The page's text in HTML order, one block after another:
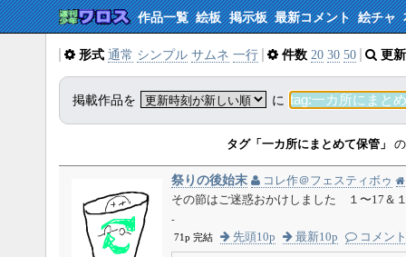
作品一覧 絵板 掲示板 最新コメント 絵チャ
形式 通常 シンプル サムネ 一行 件数 20 30 50 更
掲載作品を に
タグ「一カ所にまとめて保管」
祭りの後始末 コレ作＠フェスティボゥ
その節はご迷惑おかけしました １〜17＆
-
71p 完結
先頭10p 最新10p コメント